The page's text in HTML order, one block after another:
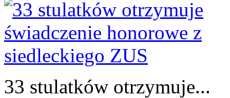
33 stulatków otrzymuje...